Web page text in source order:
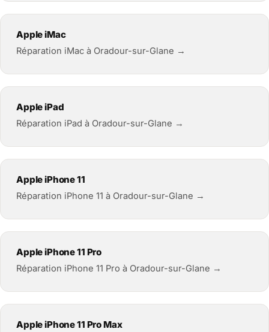
Apple iMac
Réparation iMac à Oradour-sur-Glane →
Apple iPad
Réparation iPad à Oradour-sur-Glane →
Apple iPhone 11
Réparation iPhone 11 à Oradour-sur-Glane →
Apple iPhone 11 Pro
Réparation iPhone 11 Pro à Oradour-sur-Glane →
Apple iPhone 11 Pro Max